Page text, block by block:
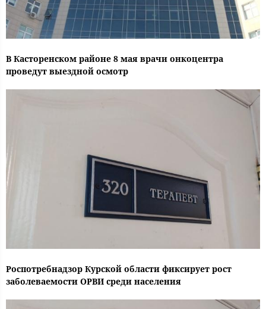
В Касторенском районе 8 мая врачи онкоцентра
проведут выездной осмотр
Роспотребнадзор Курской области фиксирует рост
заболеваемости ОРВИ среди населения